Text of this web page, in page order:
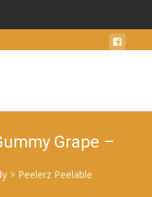
Grape –
> Peelerz Peelable